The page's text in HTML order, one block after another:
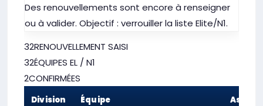
Des renouvellements sont encore à renseigner
ou à valider. Objectif : verrouiller la liste Elite/N1.
32RENOUVELLEMENT SAISI
32ÉQUIPES EL / N1
2CONFIRMÉES
Division Équipe